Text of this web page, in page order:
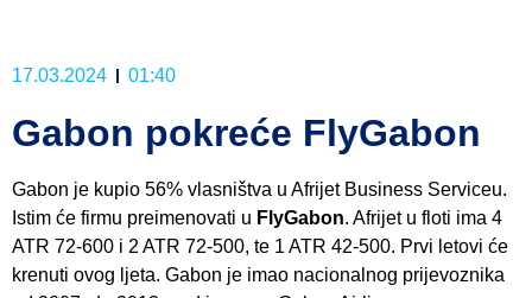
17.03.2024 01:40
Gabon pokreće FlyGabon
Gabon je kupio 56% vlasništva u Afrijet Business Serviceu.
Istim će firmu preimenovati u FlyGabon. Afrijet u floti ima 4
ATR 72-600 i 2 ATR 72-500, te 1 ATR 42-500. Prvi letovi će
krenuti ovog ljeta. Gabon je imao nacionalnog prijevoznika